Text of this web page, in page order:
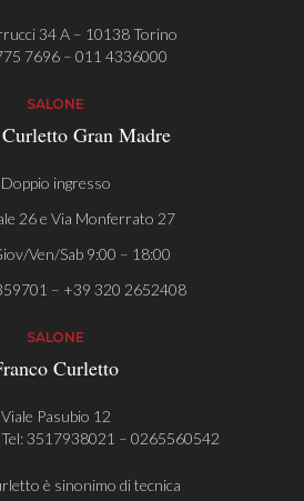
34 A – 10138 Torino
7696– 011 4336000
SALONE
Gran Madre
Doppio ingresso
26 e Via Monferrato 27
Ven/Sab 9:00 – 18:00
– +39 320 2652408
SALONE
Curletto
Viale Pasubio 12
3517938021 – 0265560542
è sinonimo di tecnica